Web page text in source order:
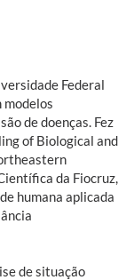
Federal
modelos
de doenças. Fez
of Biological and
da Fiocruz,
humana aplicada
de situação